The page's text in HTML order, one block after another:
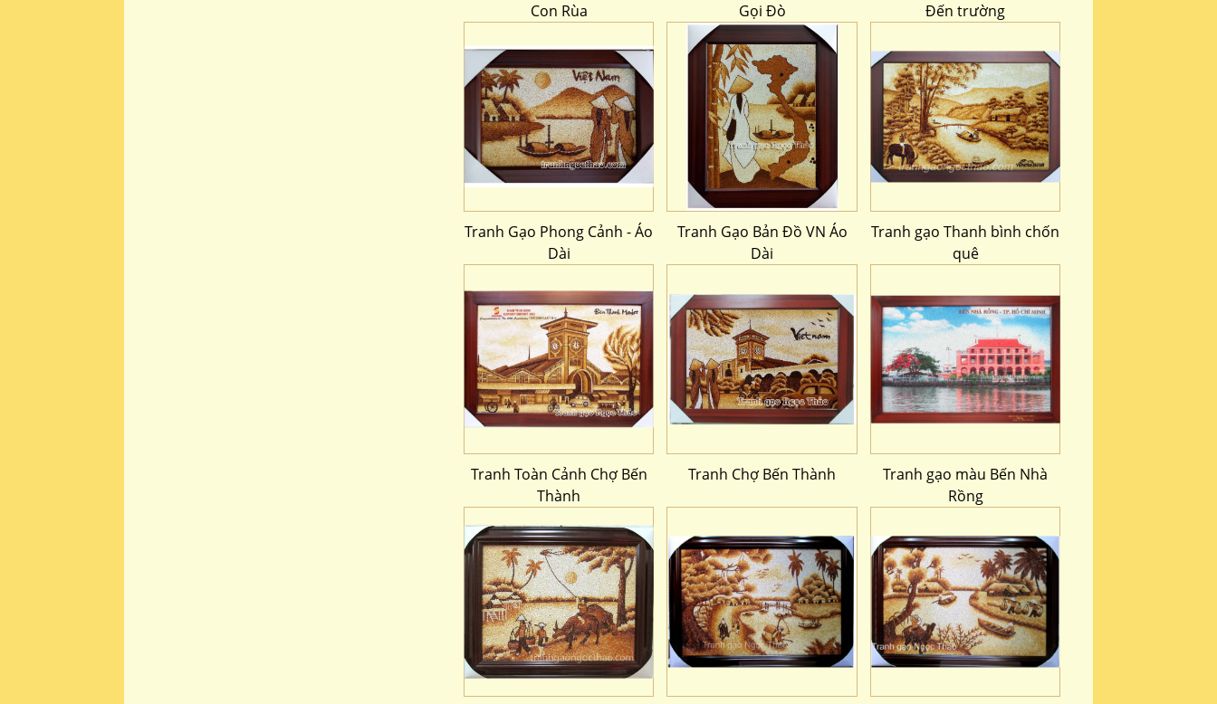
Con Rùa
Gọi Đò
Đến trường
Tranh Gạo Phong Cảnh - Áo
Dài
Tranh Gạo Bản Đồ VN Áo
Dài
Tranh gạo Thanh bình chốn
quê
Tranh Toàn Cảnh Chợ Bến
Thành
Tranh Chợ Bến Thành
Tranh gạo màu Bến Nhà
Rồng